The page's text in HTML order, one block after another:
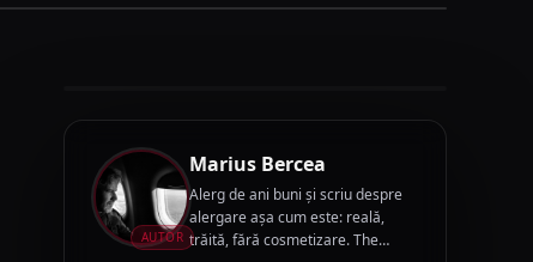
AUTOR
Marius Bercea
Alerg de ani buni și scriu despre
alergare așa cum este: reală,
trăită, fără cosmetizare. The